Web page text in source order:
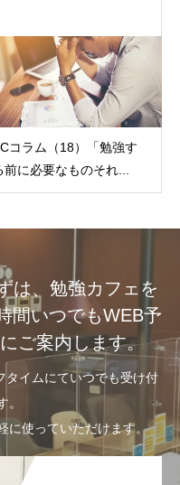
コラム（18）「勉強す
前に必要なものそれ...
は、勉強カフェを
間いつでもWEB予
ご案内します。
タイムにていつでも受け付
。
に使っていただけます。